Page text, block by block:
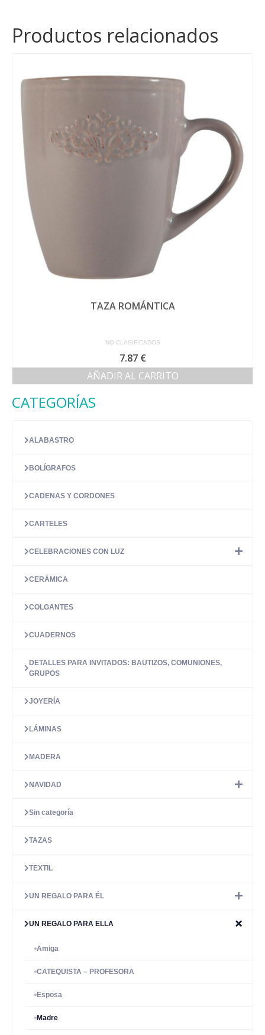
Productos relacionados
TAZA ROMÁNTICA
NO CLASIFICADOS
7.87 €
AÑADIR AL CARRITO
CATEGORÍAS
ALABASTRO
BOLÍGRAFOS
CADENAS Y CORDONES
CARTELES
CELEBRACIONES CON LUZ
CERÁMICA
COLGANTES
CUADERNOS
DETALLES PARA INVITADOS: BAUTIZOS, COMUNIONES,
GRUPOS
JOYERÍA
LÁMINAS
MADERA
NAVIDAD
Sin categoría
TAZAS
TEXTIL
UN REGALO PARA ÉL
UN REGALO PARA ELLA
Amiga
CATEQUISTA – PROFESORA
Esposa
Madre